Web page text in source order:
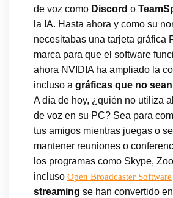
de voz como Discord o
la IA. Hasta ahora y como su
necesitabas una tarjeta gráfica
marca para que el software
ahora NVIDIA ha ampliado la
incluso a gráficas que no sean
A día de hoy, ¿quién no utiliza
de voz en su PC? Sea para
tus amigos mientras juegas o
mantener reuniones o
los programas como Skype,
incluso Open Broadcaster Software
streaming se han convertido